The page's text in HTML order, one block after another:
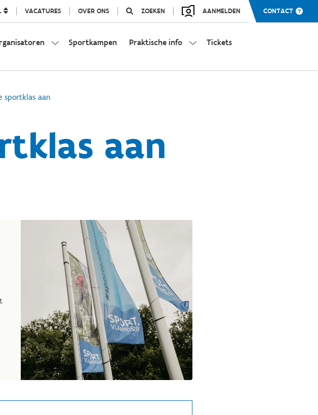
VACATURES OVER ONS ZOEKEN AANMELDEN CONTACT
Sportkampen Praktische info Tickets
sportklas aan
aan